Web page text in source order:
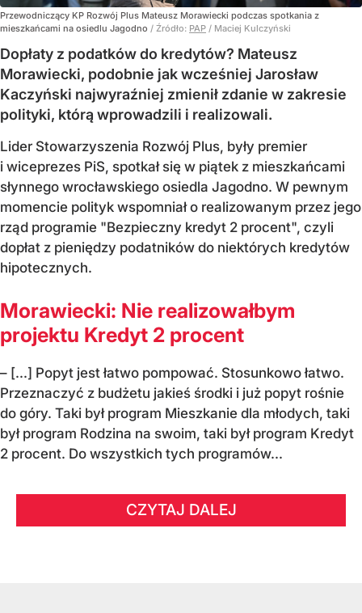
Przewodniczący KP Rozwój Plus Mateusz Morawiecki podczas spotkania z
mieszkańcami na osiedlu Jagodno / Źródło: PAP / Maciej Kulczyński
Dopłaty z podatków do kredytów? Mateusz
Morawiecki, podobnie jak wcześniej Jarosław
Kaczyński najwyraźniej zmienił zdanie w zakresie
polityki, którą wprowadzili i realizowali.
Lider Stowarzyszenia Rozwój Plus, były premier
i wiceprezes PiS, spotkał się w piątek z mieszkańcami
słynnego wrocławskiego osiedla Jagodno. W pewnym
momencie polityk wspomniał o realizowanym przez jego
rząd programie "Bezpieczny kredyt 2 procent", czyli
dopłat z pieniędzy podatników do niektórych kredytów
hipotecznych.
Morawiecki: Nie realizowałbym
projektu Kredyt 2 procent
– [...] Popyt jest łatwo pompować. Stosunkowo łatwo.
Przeznaczyć z budżetu jakieś środki i już popyt rośnie
do góry. Taki był program Mieszkanie dla młodych, taki
był program Rodzina na swoim, taki był program Kredyt
2 procent. Do wszystkich tych programów...
CZYTAJ DALEJ